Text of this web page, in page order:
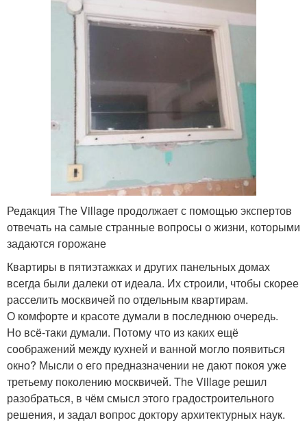
Редакция The Village продолжает с помощью экспертов
отвечать на самые странные вопросы о жизни, которыми
задаются горожане
Квартиры в пятиэтажках и других панельных домах
всегда были далеки от идеала. Их строили, чтобы скорее
расселить москвичей по отдельным квартирам.
О комфорте и красоте думали в последнюю очередь.
Но всё-таки думали. Потому что из каких ещё
соображений между кухней и ванной могло появиться
окно? Мысли о его предназначении не дают покоя уже
третьему поколению москвичей. The Village решил
разобраться, в чём смысл этого градостроительного
решения, и задал вопрос доктору архитектурных наук.